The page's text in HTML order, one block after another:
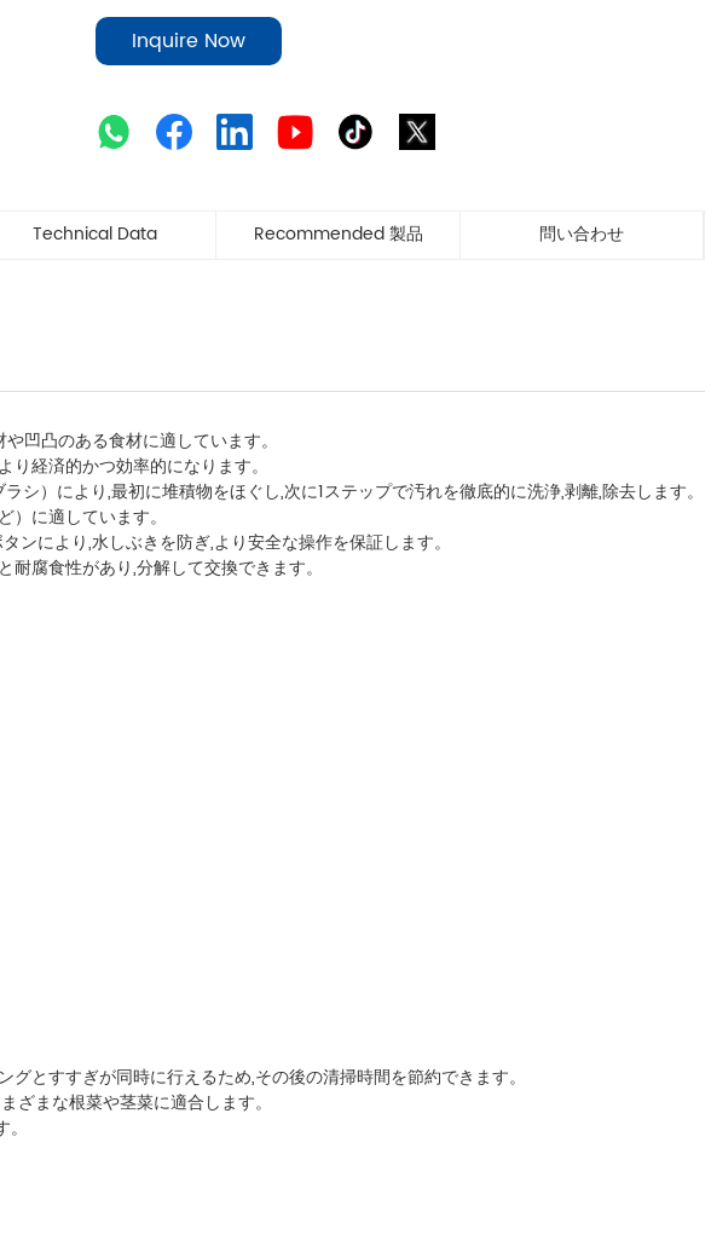
Inquire Now
Technical Data Recommended 製品 問い合わせ
凹凸のある食材に適しています。
経済的かつ効率的になります。
）により,最初に堆積物をほぐし,次に1ステップで汚れを徹底的に洗浄,剥離,除去します。
に適しています。
により,水しぶきを防ぎ,より安全な操作を保証します。
腐食性があり,分解して交換できます。
とすすぎが同時に行えるため,その後の清掃時間を節約できます。
ざまな根菜や茎菜に適合します。